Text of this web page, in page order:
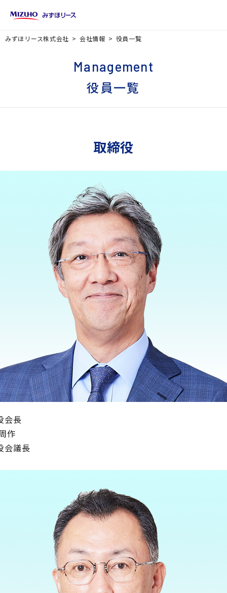
みずほリース株式会社 会社情報 役員一覧
Management
役員一覧
取締役
会長
作
会議長